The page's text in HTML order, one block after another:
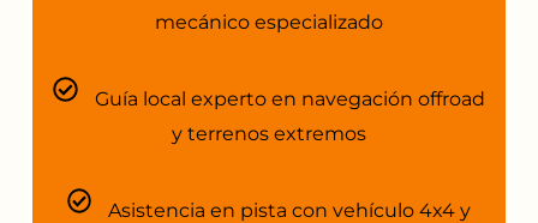
mecánico especializado
Guía local experto en navegación offroad
y terrenos extremos
Asistencia en pista con vehículo 4x4 y